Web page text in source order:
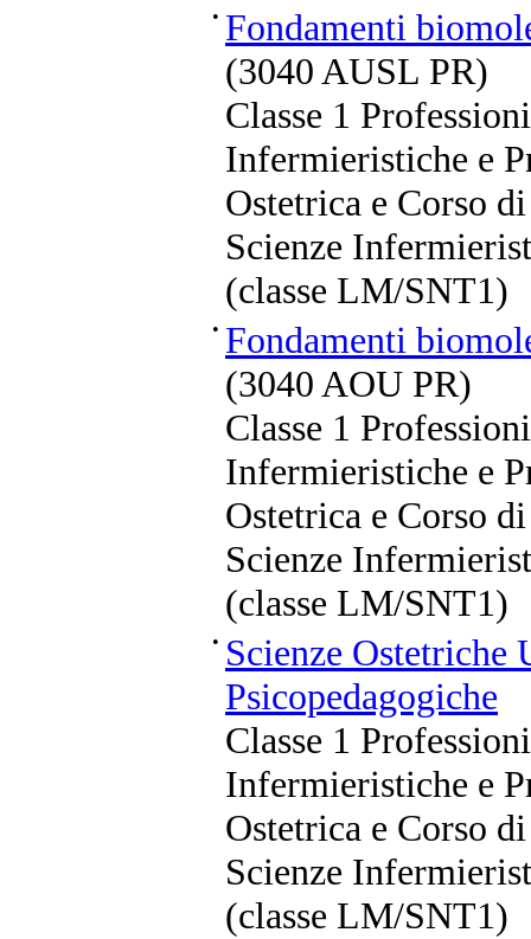
• Fondamenti
(3040 AUSL PR)
Classe 1
Infermieristiche e
Ostetrica e Corso
Scienze
(classe LM/SNT1)
• Fondamenti
(3040 AOU PR)
Classe 1
Infermieristiche e
Ostetrica e Corso
Scienze
(classe LM/SNT1)
• Scienze Ostetriche
Psicopedagogiche
Classe 1
Infermieristiche e
Ostetrica e Corso
Scienze
(classe LM/SNT1)